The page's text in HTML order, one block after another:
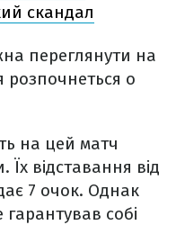
скандал
переглянути на
розпочнеться о
на цей матч
відставання від
7 очок. Однак
собі